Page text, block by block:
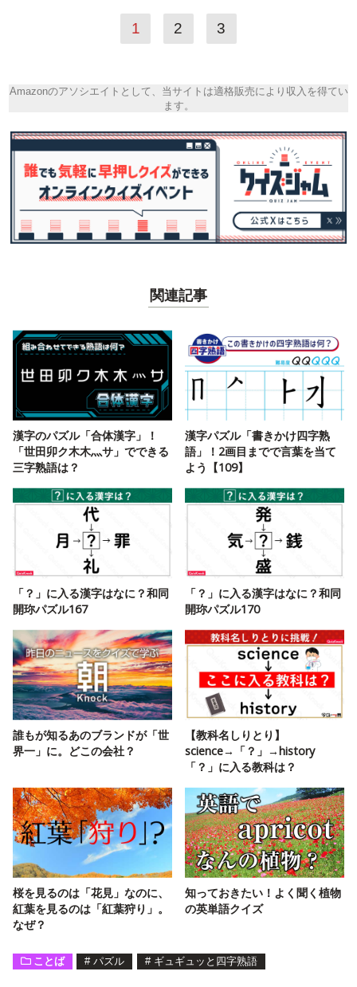
1 2 3
Amazonのアソシエイトとして、当サイトは適格販売により収入を得てい
ます。
関連記事
漢字のパズル「合体漢字」！
「世田卯ク木木灬サ」でできる
三字熟語は？
漢字パズル「書きかけ四字熟
語」！2画目までで言葉を当て
よう【109】
「？」に入る漢字はなに？和同
開珎パズル167
「？」に入る漢字はなに？和同
開珎パズル170
誰もが知るあのブランドが「世
界一」に。どこの会社？
【教科名しりとり】
science→「？」→history
「？」に入る教科は？
桜を見るのは「花見」なのに、
紅葉を見るのは「紅葉狩り」。
なぜ？
知っておきたい！よく聞く植物
の英単語クイズ
ことば # パズル # ギュギュッと四字熟語